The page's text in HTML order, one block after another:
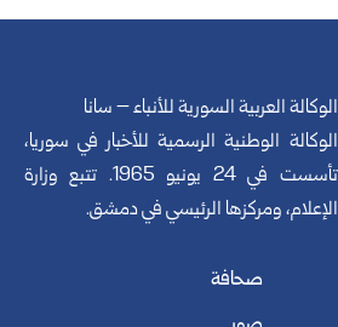
الوكالة العربية السورية للأنباء – سانا
الوكالة الوطنية الرسمية للأخبار في سوريا،
تأسست في 24 يونيو 1965. تتبع وزارة
الإعلام، ومركزها الرئيسي في دمشق.
صحافة